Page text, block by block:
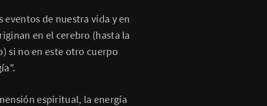
de nuestra vida y en
en el cerebro (hasta la
si no en este otro cuerpo
espiritual, la energía